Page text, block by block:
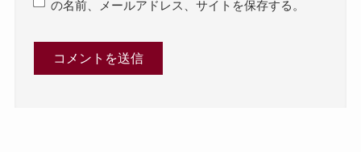
の名前、メールアドレス、サイトを保存する。